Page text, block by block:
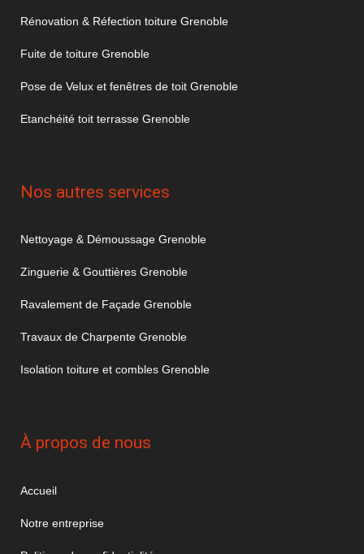
Rénovation & Réfection toiture Grenoble
Fuite de toiture Grenoble
Pose de Velux et fenêtres de toit Grenoble
Etanchéité toit terrasse Grenoble
Nos autres services
Nettoyage & Démoussage Grenoble
Zinguerie & Gouttières Grenoble
Ravalement de Façade Grenoble
Travaux de Charpente Grenoble
Isolation toiture et combles Grenoble
À propos de nous
Accueil
Notre entreprise